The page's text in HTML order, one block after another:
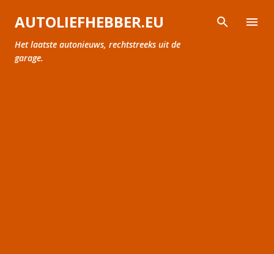
Doorgaan naar hoofdcontent
AUTOLIEFHEBBER.EU
Het laatste autonieuws, rechtstreeks uit de
garage.